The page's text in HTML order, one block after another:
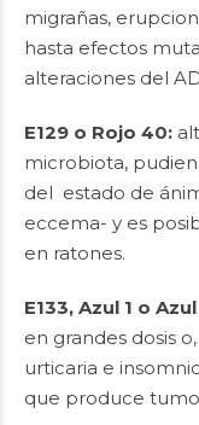
migrañas,
hasta efectos
alteraciones del
E129 o Rojo 40:
microbiota,
del estado de
eccema- y es
en ratones.
E133, Azul 1 o
en grandes dosis
urticaria e
que produce